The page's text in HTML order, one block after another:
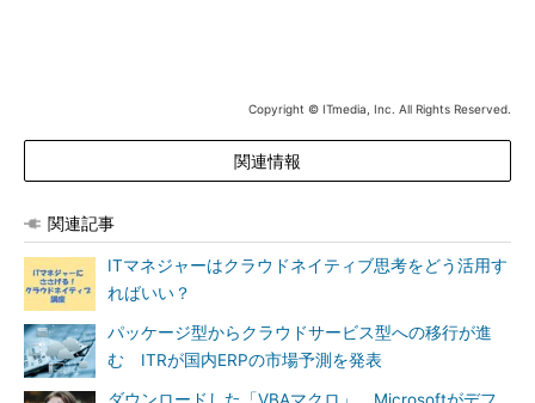
Copyright © ITmedia, Inc. All Rights Reserved.
関連情報
関連記事
ITマネジャーはクラウドネイティブ思考をどう活用す
ればいい？
パッケージ型からクラウドサービス型への移行が進
む ITRが国内ERPの市場予測を発表